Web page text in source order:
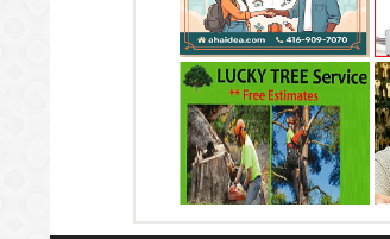
4065 chesswood dr.
Toronto, ON
1004열쇠 .. 천사열쇠
전화: 416-895-1004
4 Blakeley Rd.
Toronto, ON